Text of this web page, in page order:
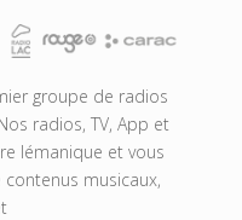
groupe de radios
radios, TV, App et
lémanique et vous
musicaux,